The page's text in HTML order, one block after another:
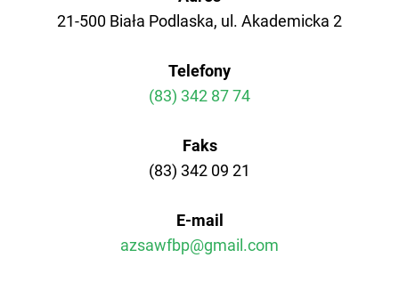
21-500 Biała Podlaska, ul. Akademicka 2
Telefony
(83) 342 87 74
Faks
(83) 342 09 21
E-mail
azsawfbp@gmail.com